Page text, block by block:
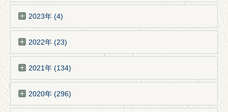
2023年 (4)
2022年 (23)
2021年 (134)
2020年 (296)